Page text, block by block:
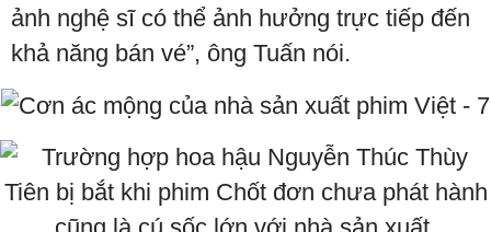
ảnh nghệ sĩ có thể ảnh hưởng trực tiếp đến
khả năng bán vé”, ông Tuấn nói.